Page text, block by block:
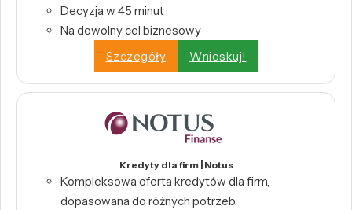
Decyzja w 45 minut
Na dowolny cel biznesowy
Szczegóły
Wnioskuj!
Kredyty dla firm | Notus
Kompleksowa oferta kredytów dla firm,
dopasowana do różnych potrzeb.